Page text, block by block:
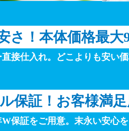
さ！ 本体価格最大
接仕入れ。 どこよりも安い
保証！ お客様満足
保証をご用意。 末永い安心